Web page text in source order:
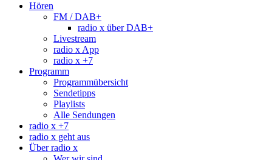
Hören
FM / DAB+
radio x über DAB+
Livestream
radio x App
radio x +7
Programm
Programmübersicht
Sendetipps
Playlists
Alle Sendungen
radio x +7
radio x geht aus
Über radio x